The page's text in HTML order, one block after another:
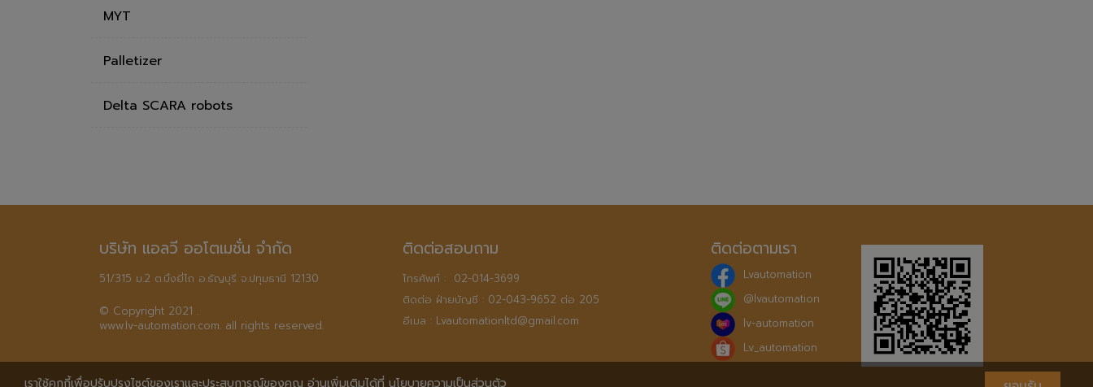
MYT
Palletizer
Delta SCARA robots
บริษัท แอลวี ออโตเมชั่น จำกัด
51/315 ม.2 ต.บึงยี่โถ อ.ธัญบุรี จ.ปทุมธานี 12130
© Copyright 2021 .
www.lv-automation.com. all rights reserved.
ติดต่อสอบถาม
โทรศัพท์ : 02-014-3699
ติดต่อ ฝ่ายบัญชี : 02-043-9652 ต่อ 205
อีเมล : Lvautomationltd@gmail.com
ติดต่อตามเรา
Lvautomation
@lvautomation
lv-automation
Lv_automation
เราใช้คุกกี้เพื่อปรับปรุงไซต์ของเราและประสบการณ์ของคุณ อ่านเพิ่มเติมได้ที่ นโยบายความเป็นส่วนตัว